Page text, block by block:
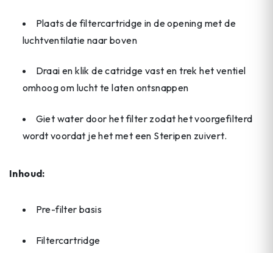
Plaats de filtercartridge in de opening met de
luchtventilatie naar boven
Draai en klik de catridge vast en trek het ventiel
omhoog om lucht te laten ontsnappen
Giet water door het filter zodat het voorgefilterd
wordt voordat je het met een Steripen zuivert.
Inhoud:
Pre-filter basis
Filtercartridge